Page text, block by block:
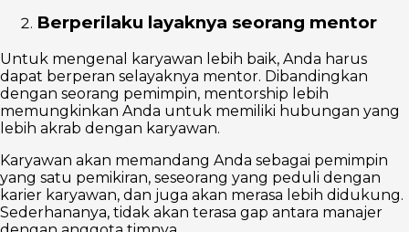
Berperilaku layaknya seorang mentor
Untuk mengenal karyawan lebih baik, Anda harus
dapat berperan selayaknya mentor. Dibandingkan
dengan seorang pemimpin, mentorship lebih
memungkinkan Anda untuk memiliki hubungan yang
lebih akrab dengan karyawan.
Karyawan akan memandang Anda sebagai pemimpin
yang satu pemikiran, seseorang yang peduli dengan
karier karyawan, dan juga akan merasa lebih didukung.
Sederhananya, tidak akan terasa gap antara manajer